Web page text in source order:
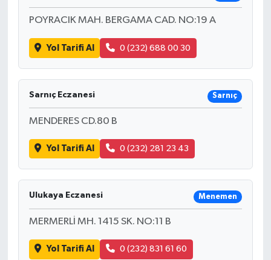
POYRACIK MAH. BERGAMA CAD. NO:19 A
Yol Tarifi Al 0 (232) 688 00 30
Sarnıç Eczanesi Sarnıç
MENDERES CD.80 B
Yol Tarifi Al 0 (232) 281 23 43
Ulukaya Eczanesi Menemen
MERMERLİ MH. 1415 SK. NO:11 B
Yol Tarifi Al 0 (232) 831 61 60